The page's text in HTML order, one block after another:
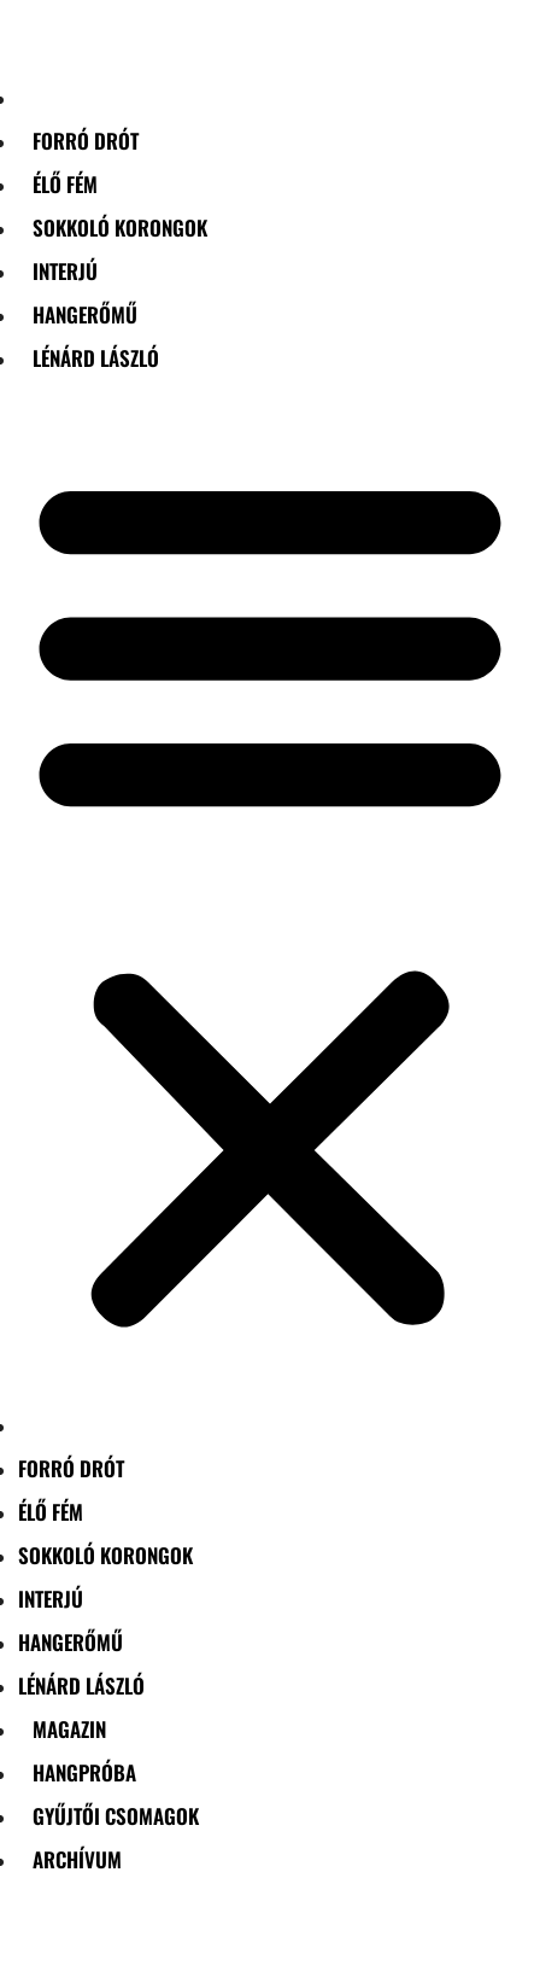
FORRÓ DRÓT
ÉLŐ FÉM
SOKKOLÓ KORONGOK
INTERJÚ
HANGERŐMŰ
LÉNÁRD LÁSZLÓ
FORRÓ DRÓT
ÉLŐ FÉM
SOKKOLÓ KORONGOK
INTERJÚ
HANGERŐMŰ
LÉNÁRD LÁSZLÓ
MAGAZIN
HANGPRÓBA
GYŰJTŐI CSOMAGOK
ARCHÍVUM